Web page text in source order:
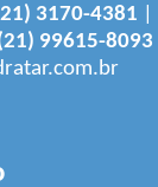
3170-4381
99615-8093